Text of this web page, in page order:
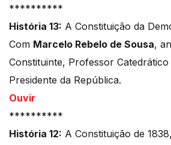
**********
História 13: A Constituição da
Com Marcelo Rebelo de Sousa,
Constituinte, Professor Catedrático
Presidente da República.
Ouvir
**********
História 12: A Constituição de